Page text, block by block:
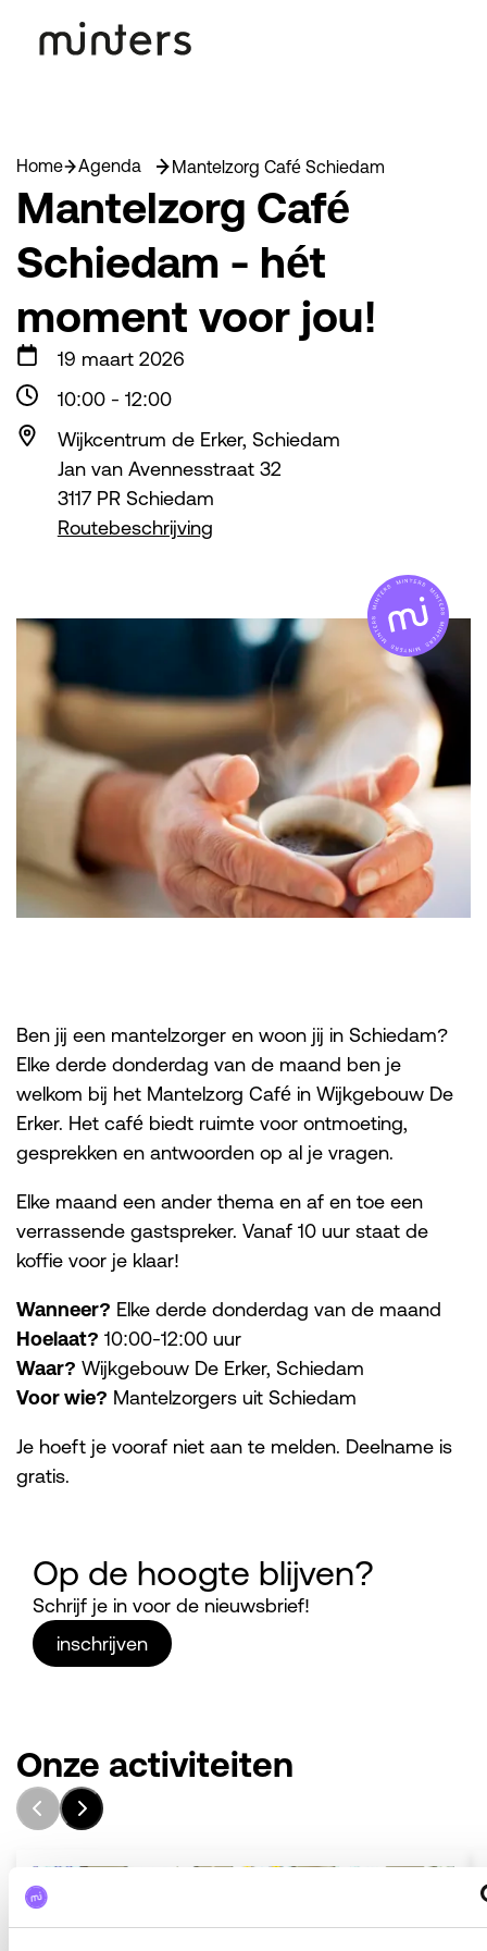
Mantelzorg Café
Schiedam - hét
moment voor jou!
19 maart 2026
10:00- 12:00
Wijkcentrum de Erker, Schiedam
Jan van Avennesstraat 32
3117 PR Schiedam
Routebeschrijving
Home Agenda Mantelzorg Café Schiedam
Ben jij een mantelzorger en woon jij in Schiedam?
Elke derde donderdag van de maand ben je
welkom bij het Mantelzorg Café in Wijkgebouw De
Erker. Het café biedt ruimte voor ontmoeting,
gesprekken en antwoorden op al je vragen.
Elke maand een ander thema en af en toe een
verrassende gastspreker. Vanaf 10 uur staat de
koffie voor je klaar!
Wanneer? Elke derde donderdag van de maand
Hoelaat? 10:00-12:00 uur
Waar? Wijkgebouw De Erker, Schiedam
Voor wie? Mantelzorgers uit Schiedam
Je hoeft je vooraf niet aan te melden. Deelname is
gratis.
Op de hoogte blijven?
Schrijf je in voor de nieuwsbrief!
inschrijven
Onze activiteiten